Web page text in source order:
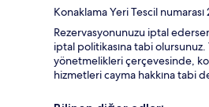
Konaklama Yeri Tescil
Rezervasyonunuzu iptal
iptal politikasına tabi olursunuz.
yönetmelikleri çerçevesinde,
hizmetleri cayma hakkına tabi